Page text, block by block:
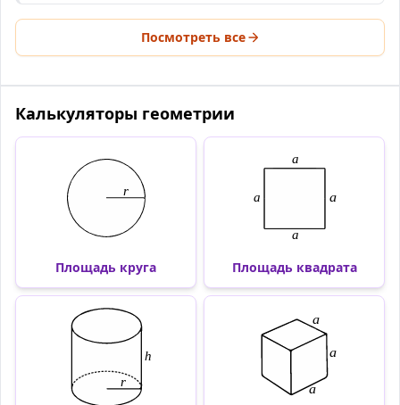
Посмотреть все
Калькуляторы геометрии
Площадь круга Площадь квадрата